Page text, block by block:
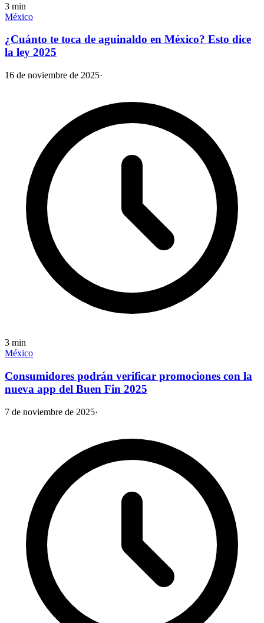
3 min
México
¿Cuánto te toca de aguinaldo en México? Esto dice
la ley 2025
16 de noviembre de 2025·
3 min
México
Consumidores podrán verificar promociones con la
nueva app del Buen Fin 2025
7 de noviembre de 2025·